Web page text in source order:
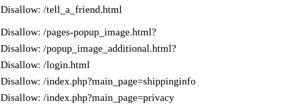
Disallow: /tell_a_friend.html
Disallow: /pages-popup_image.html?
Disallow: /popup_image_additional.html?
Disallow: /login.html
Disallow: /index.php?main_page=shippinginfo
Disallow: /index.php?main_page=privacy